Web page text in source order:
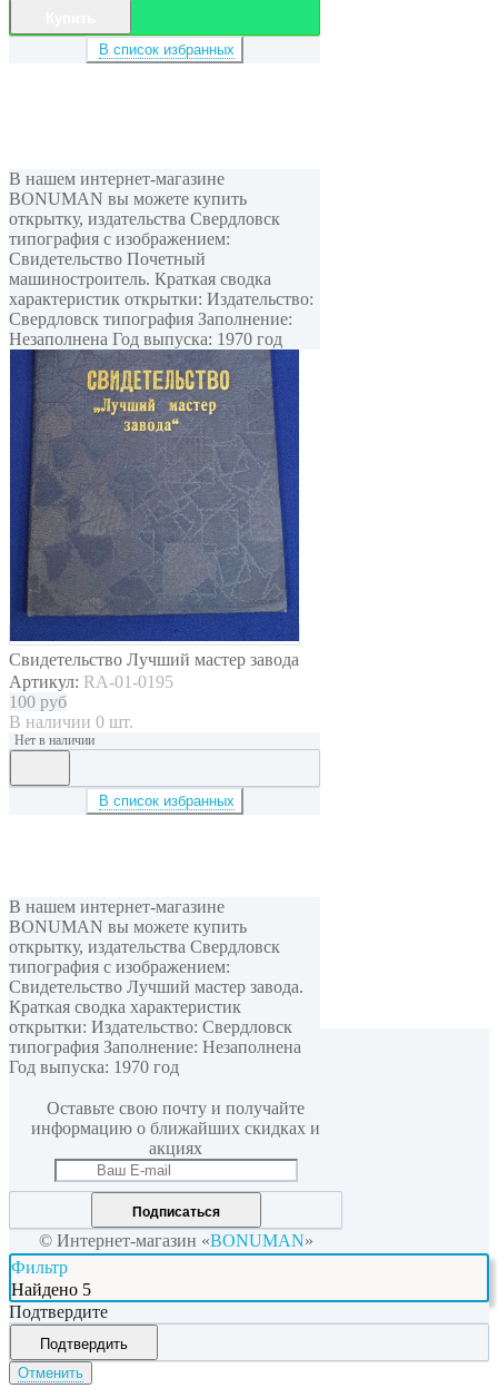
В список избранных
В нашем интернет-магазине
BONUMAN вы можете купить
открытку, издательства Свердловск
типография с изображением:
Свидетельство Почетный
машиностроитель. Краткая сводка
характеристик открытки: Издательство:
Свердловск типография Заполнение:
Незаполнена Год выпуска: 1970 год
Свидетельство Лучший мастер завода
Артикул: RA-01-0195
100 руб
В наличии 0 шт.
Нет в наличии
В список избранных
В нашем интернет-магазине
BONUMAN вы можете купить
открытку, издательства Свердловск
типография с изображением:
Свидетельство Лучший мастер завода.
Краткая сводка характеристик
открытки: Издательство: Свердловск
типография Заполнение: Незаполнена
Год выпуска: 1970 год
Мы в соцсетях
Оставьте свою почту и получайте
информацию о ближайших скидках и
акциях
Подписаться
© Интернет-магазин «BONUMAN»
Фильтр
Найдено 5
Подтвердите
Подтвердить
Отменить